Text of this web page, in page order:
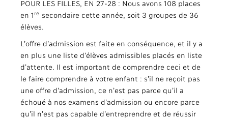
POUR LES FILLES, EN 27-28 : Nous avons 108 places
en 1 re secondaire cette année, soit 3 groupes de 36
élèves.
L’offre d’admission est faite en conséquence, et il y a
en plus une liste d’élèves admissibles placés en liste
d’attente. Il est important de comprendre ceci et de
le faire comprendre à votre enfant : s’il ne reçoit pas
une offre d’admission, ce n’est pas parce qu’il a
échoué à nos examens d’admission ou encore parce
qu’il n’est pas capable d’entreprendre et de réussir